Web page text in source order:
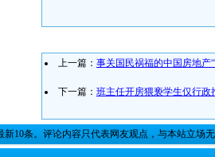
上一篇： 事关国民祸福的中国房地产
下一篇： 班主任开房猥亵学生仅行政
新10条。评论内容只代表网友观点，与本站立场